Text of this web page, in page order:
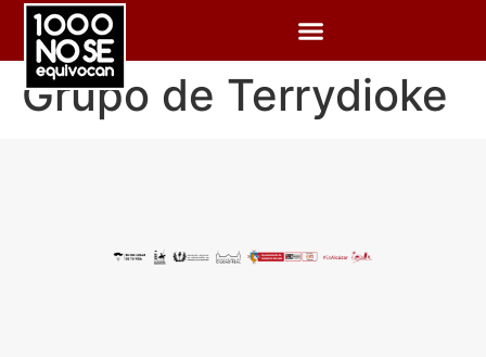
Grupo de Terrydioke